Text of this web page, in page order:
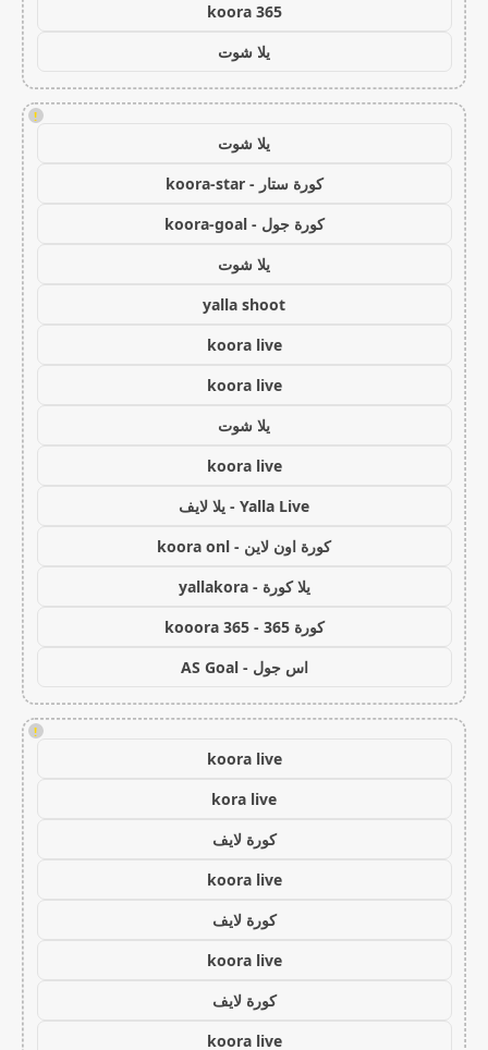
koora 365
يلا شوت
!
يلا شوت
كورة ستار - koora-star
كورة جول - koora-goal
يلا شوت
yalla shoot
koora live
koora live
يلا شوت
koora live
Yalla Live - يلا لايف
كورة اون لاين - koora onl
يلا كورة - yallakora
كورة 365 - kooora 365
اس جول - AS Goal
!
koora live
kora live
كورة لايف
koora live
كورة لايف
koora live
كورة لايف
koora live